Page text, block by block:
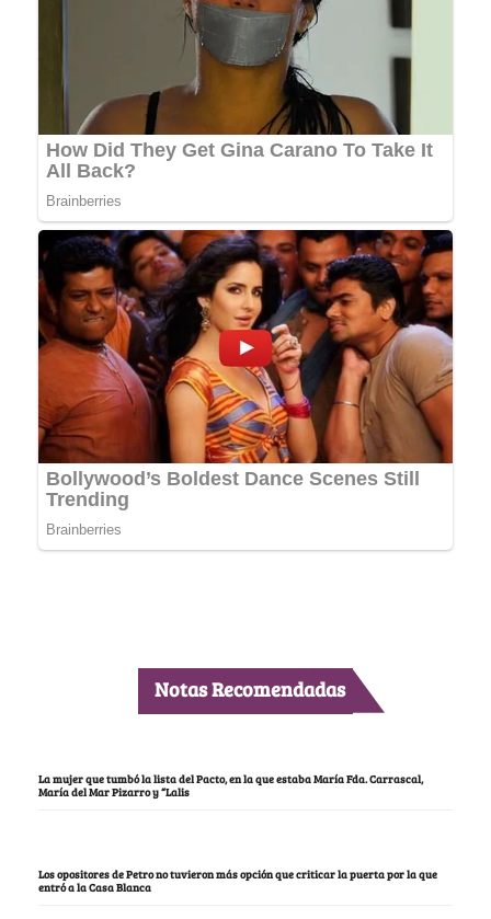
Notas Recomendadas
La mujer que tumbó la lista del Pacto, en la que estaba María Fda. Carrascal,
María del Mar Pizarro y “Lalis
Los opositores de Petro no tuvieron más opción que criticar la puerta por la que
entró a la Casa Blanca